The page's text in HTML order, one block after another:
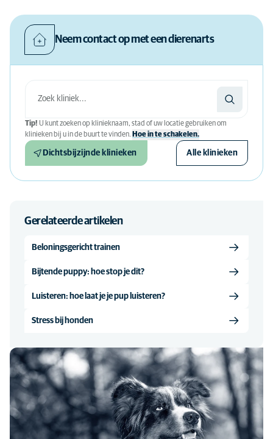
Neem contact op met een dierenarts
Tip! U kunt zoeken op klinieknaam, stad of uw locatie gebruiken om
klinieken bij u in de buurt te vinden. Hoe in te schakelen.
Dichtsbijzijnde klinieken Alle klinieken
Gerelateerde artikelen
Beloningsgericht trainen
Bijtende puppy: hoe stop je dit?
Luisteren: hoe laat je je pup luisteren?
Stress bij honden